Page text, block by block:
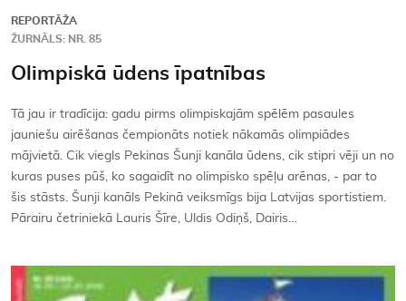
REPORTĀŽA
ŽURNĀLS: NR. 85
Olimpiskā ūdens īpatnības
Tā jau ir tradīcija: gadu pirms olimpiskajām spēlēm pasaules
jauniešu airēšanas čempionāts notiek nākamās olimpiādes
mājvietā. Cik viegls Pekinas Šunji kanāla ūdens, cik stipri vēji un no
kuras puses pūš, ko sagaidīt no olimpisko spēļu arēnas, - par to
šis stāsts. Šunji kanāls Pekinā veiksmīgs bija Latvijas sportistiem.
Pārairu četriniekā Lauris Šīre, Uldis Odiņš, Dairis…